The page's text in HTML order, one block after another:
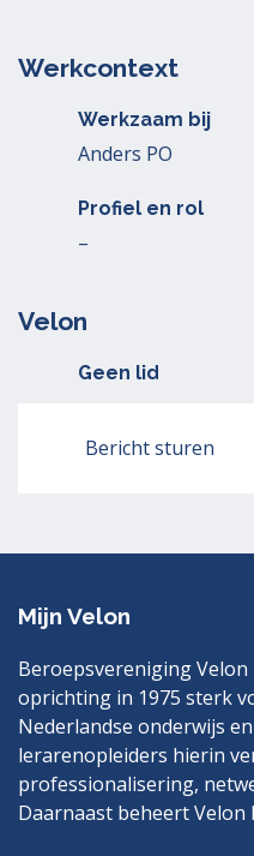
Werkcontext
Werkzaam bij
Anders PO
Profiel en rol
–
Velon
Geen lid
Bericht sturen
Mijn Velon
Beroepsvereniging Velon
oprichting in 1975 sterk
Nederlandse onderwijs
lerarenopleiders hierin
professionalisering,
Daarnaast beheert Velon